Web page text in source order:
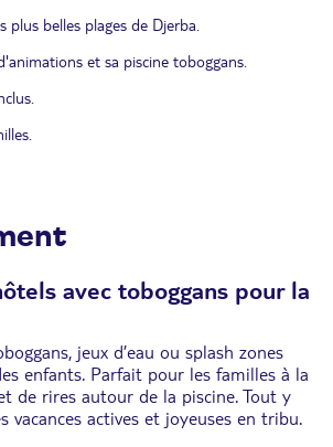
plus belles plages de Djerba.
et sa piscine toboggans.
avec toboggans pour la
jeux d’eau ou splash zones
enfants. Parfait pour les familles à la
de rires autour de la piscine. Tout y
vacances actives et joyeuses en tribu.